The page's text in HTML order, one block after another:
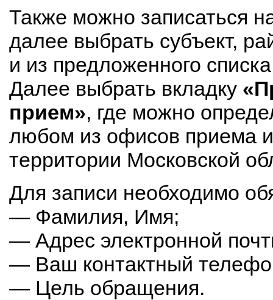
Также можно записаться
далее выбрать субъект,
и из предложенного
Далее выбрать вкладку
прием», где можно
любом из офисов приема
территории Московской
Для записи необходимо
— Фамилия, Имя;
— Адрес электронной
— Ваш контактный
— Цель обращения.